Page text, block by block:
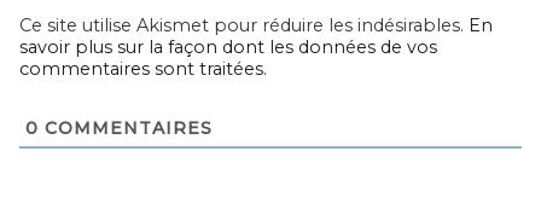
Ce site utilise Akismet pour réduire les indésirables. En
savoir plus sur la façon dont les données de vos
commentaires sont traitées.
0 COMMENTAIRES